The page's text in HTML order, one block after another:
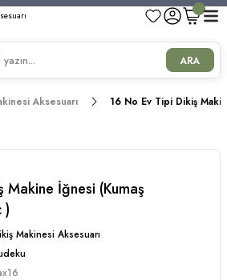
Üzeri Alışverişlerde Kargo Bedava!
Alışverişlerde Kargo Bedava!
ARA
Aksesuarı 16 No Ev Tipi Dikiş
Makine İğnesi (Kumaş
)
Makinesi Aksesuarı